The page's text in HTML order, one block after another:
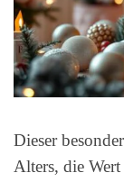
Dieser
Alters, die